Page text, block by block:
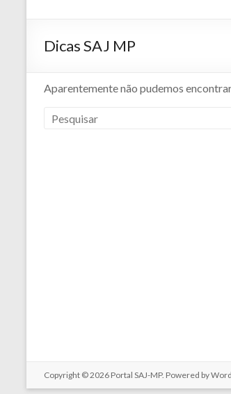
Dicas SAJ MP
Aparentemente não pudemos
Copyright © 2026 Portal SAJ-MP. Powered by